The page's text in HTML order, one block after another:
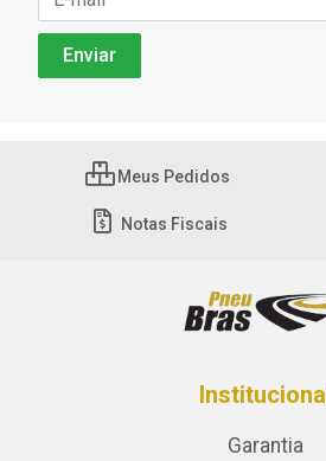
Meus Pedidos
Notas Fiscais
Institucional
Garantia